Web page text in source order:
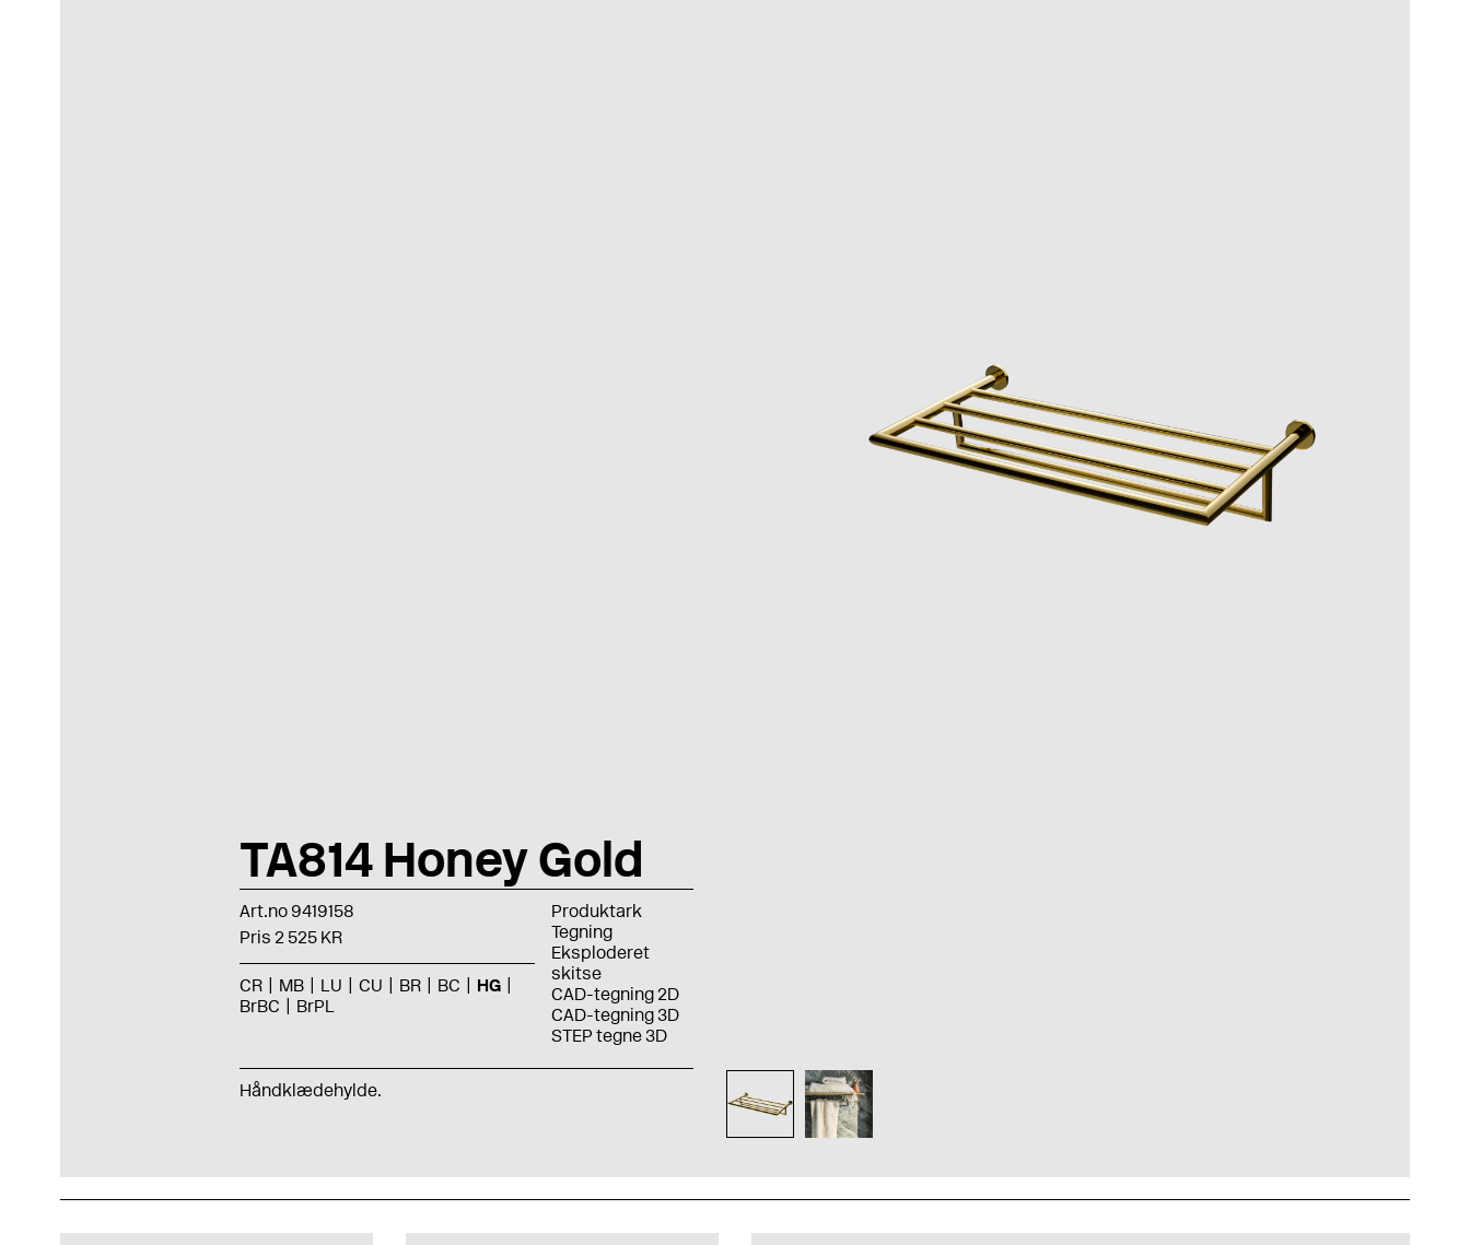
TA814 Honey Gold
Art.no 9419158
Pris 2 525 KR
CR MB LU CU BR BC
HG
BrBC
BrPL
Produktark
Tegning
Eksploderet
skitse
CAD-tegning 2D
CAD-tegning 3D
STEP tegne 3D
Håndklædehylde.